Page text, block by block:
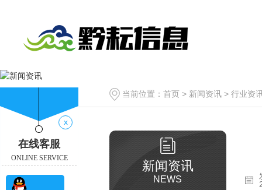
当前位置： 首页 > 新闻资讯 > 行业资
新闻资讯
NEWS
x
在线客服
ONLINE SERVICE